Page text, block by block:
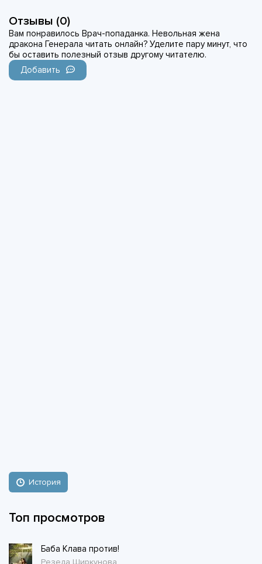
Отзывы (0)
Вам понравилось Врач-попаданка. Невольная жена
дракона Генерала читать онлайн? Уделите пару минут, что
бы оставить полезный отзыв другому читателю.
Добавить
История
Топ просмотров
Баба Клава против!
Резеда Ширкунова